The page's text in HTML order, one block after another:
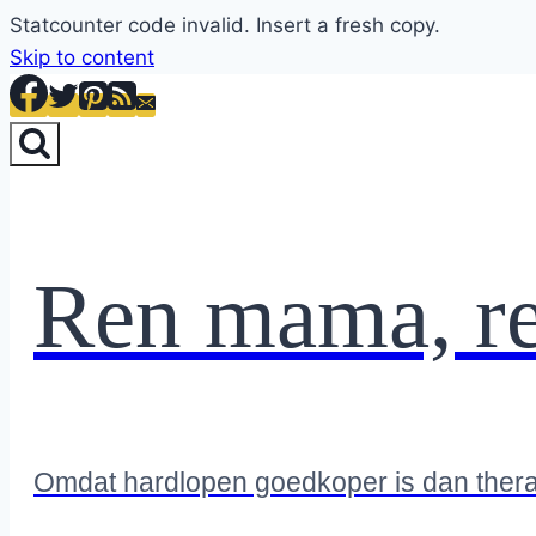
Statcounter code invalid. Insert a fresh copy.
Skip to content
Ren mama,
Omdat hardlopen goedkoper is dan